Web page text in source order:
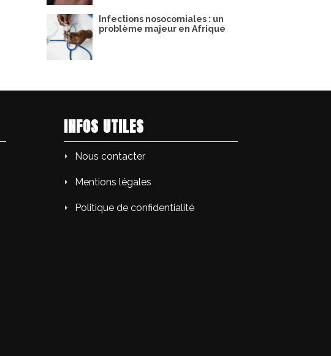
Infections nosocomiales : un
problème majeur en Afrique
INFOS UTILES
Nous contacter
Mentions légales
Politique de confidentialité